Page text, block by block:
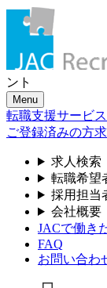
ント
Menu
転職支援サービ
ご登録済みの方
求人検索
転職希望
採用担当
会社概要
JACで働き
FAQ
お問い合わ